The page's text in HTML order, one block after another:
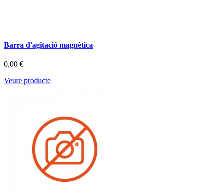
Barra d'agitació magnètica
0,00 €
Veure producte